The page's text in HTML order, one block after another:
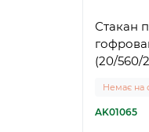
Стакан
(20/560/
Немає на
AK01065